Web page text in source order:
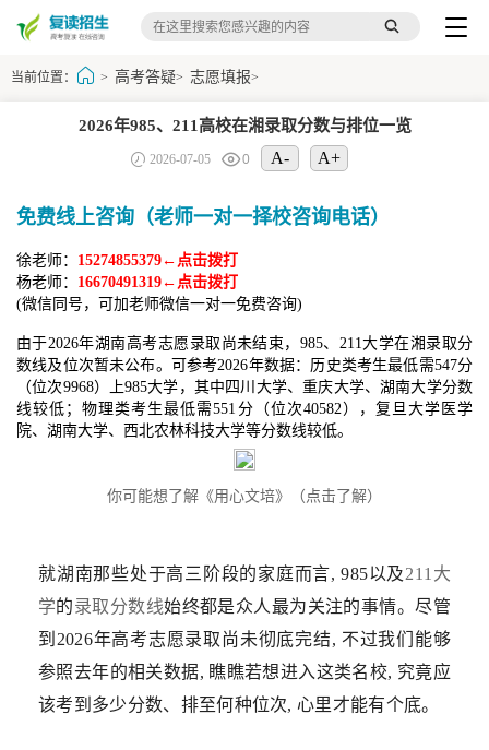
当前位置： > 高考答疑> 志愿填报>
2026年985、211高校在湘录取分数与排位一览
2026-07-05 0 A- A+
免费线上咨询（老师一对一择校咨询电话）
徐老师： 15274855379←点击拨打
杨老师： 16670491319←点击拨打
(微信同号，可加老师微信一对一免费咨询)
由于2026年湖南高考志愿录取尚未结束，985、211大学在湘录取分
数线及位次暂未公布。可参考2026年数据：历史类考生最低需547分
（位次9968）上985大学，其中四川大学、重庆大学、湖南大学分数
线较低；物理类考生最低需551分（位次40582），复旦大学医学
院、湖南大学、西北农林科技大学等分数线较低。
你可能想了解《用心文培》（点击了解）
就湖南那些处于高三阶段的家庭而言, 985以及211大
学的录取分数线始终都是众人最为关注的事情。尽管
到2026年高考志愿录取尚未彻底完结, 不过我们能够
参照去年的相关数据, 瞧瞧若想进入这类名校, 究竟应
该考到多少分数、排至何种位次, 心里才能有个底。